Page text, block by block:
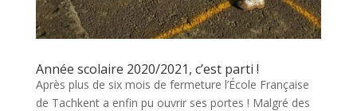
Année scolaire 2020/2021, c’est parti !
Après plus de six mois de fermeture l’École Française
de Tachkent a enfin pu ouvrir ses portes ! Malgré des